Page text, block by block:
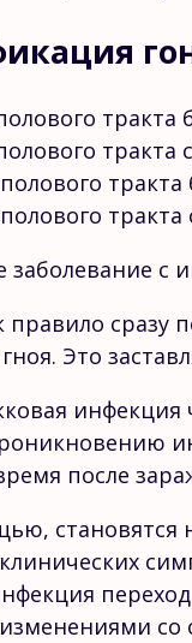
тракта
тракта
заболевание
Это
после
становятся